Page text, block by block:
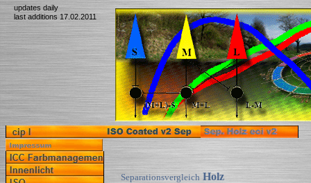
updates daily
last additions 17.02.2011
Separationsvergleich Holz